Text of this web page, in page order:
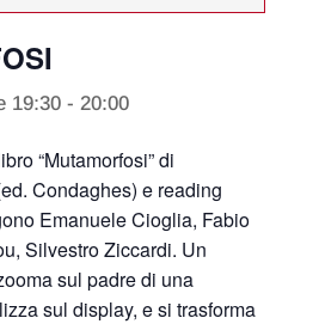
19:30- 20:00
“Mutamorfosi” di
Condaghes) e reading
Emanuele Cioglia, Fabio
Silvestro Ziccardi. Un
sul padre di una
sul display, e si trasforma